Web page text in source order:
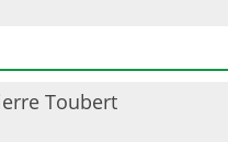
Toubert